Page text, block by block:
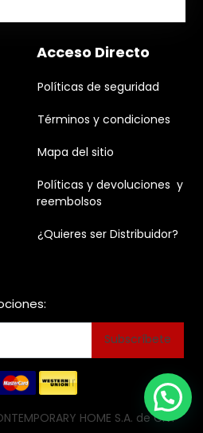
Acceso Directo
Políticas de seguridad
Términos y condiciones
Mapa del sitio
Políticas y devoluciones y
reembolsos
¿Quieres ser Distribuidor?
Subscríbete
HOME S.A. de C.V.